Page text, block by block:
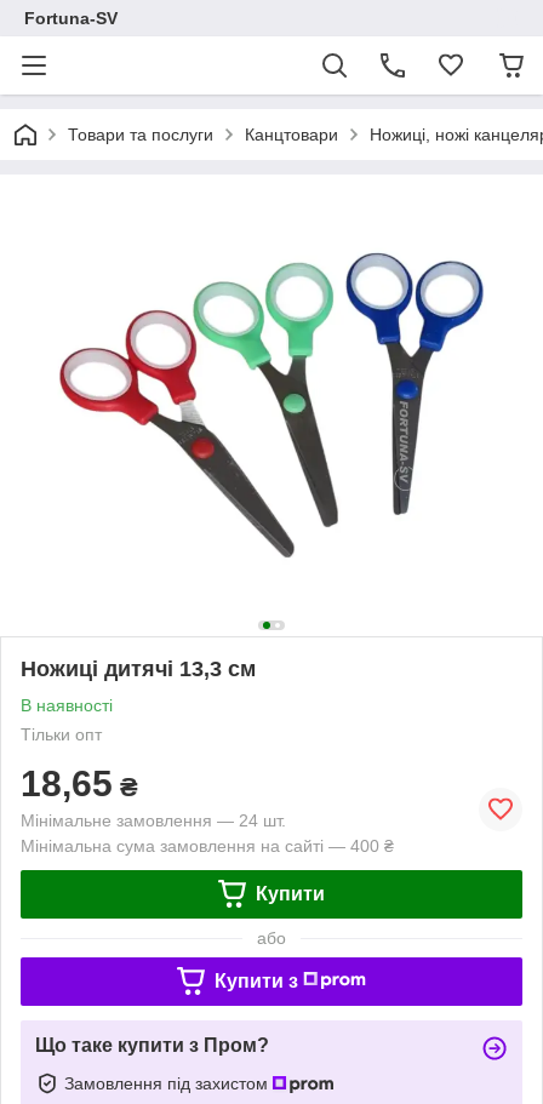
Fortuna-SV
Товари та послуги Канцтовари Ножиці, ножі
Ножиці дитячі 13,3 см
В наявності
Тільки опт
18,65 ₴
Мінімальне замовлення — 24 шт.
Мінімальна сума замовлення на сайті — 400 ₴
Купити
або
Купити з
Що таке купити з Пром?
Замовлення під захистом